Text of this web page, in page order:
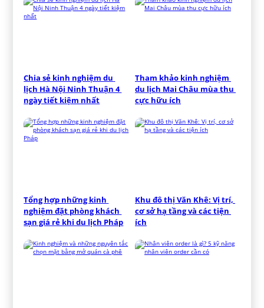
Chia sẻ kinh nghiệm du
lịch Hà Nội Ninh Thuận 4
ngày tiết kiệm nhất
Tham khảo kinh nghiệm
du lịch Mai Châu mùa thu
cực hữu ích
Tổng hợp những kinh
nghiệm đặt phòng khách
sạn giá rẻ khi du lịch Pháp
Khu đô thị Văn Khê: Vị trí,
cơ sở hạ tầng và các tiện
ích